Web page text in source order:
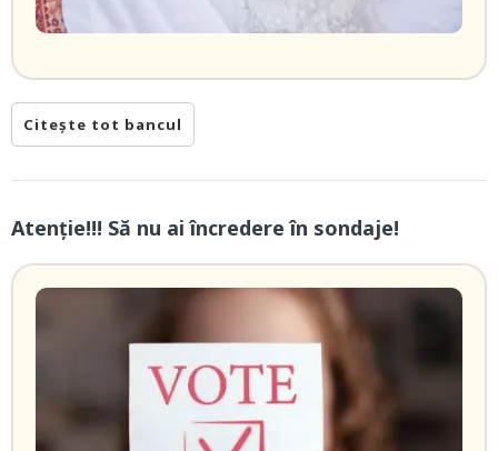
Citește tot bancul
Atenție!!! Să nu ai încredere în sondaje!